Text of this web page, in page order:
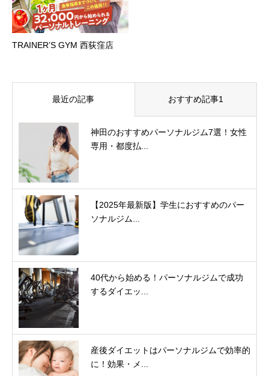
TRAINER’S GYM 西荻窪店
最近の記事 おすすめ記事1
神田のおすすめパーソナルジム7選！女性
専用・都度払...
【2025年最新版】学生におすすめのパー
ソナルジム...
40代から始める！パーソナルジムで成功
するダイエッ...
産後ダイエットはパーソナルジムで効率的
に！効果・メ...